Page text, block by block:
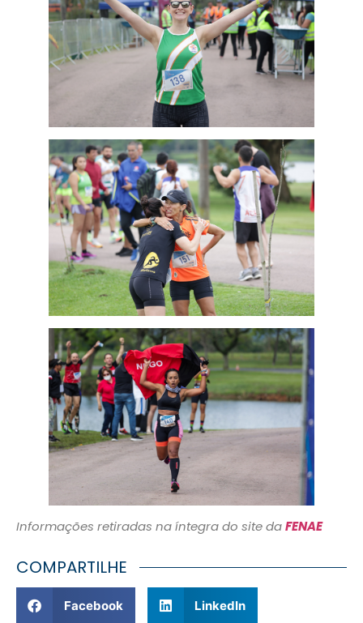
Informações retiradas na íntegra do site daFENAE
COMPARTILHE
Facebook LinkedIn